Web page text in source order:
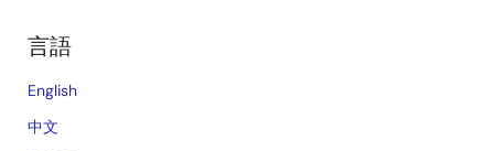
言語
English
中文